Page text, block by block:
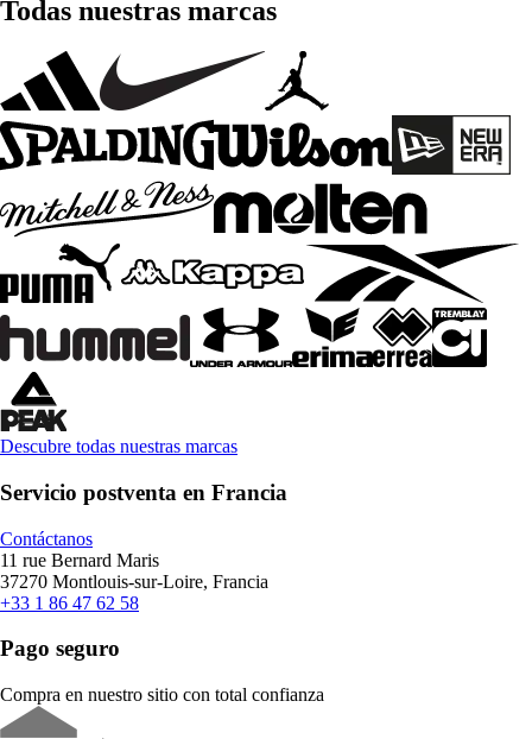
Todas nuestras marcas
Descubre todas nuestras marcas
Servicio postventa en Francia
Contáctanos
11 rue Bernard Maris
37270 Montlouis-sur-Loire, Francia
+33 1 86 47 62 58
Pago seguro
Compra en nuestro sitio con total confianza